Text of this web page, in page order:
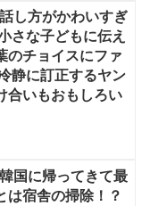
し方がかわいすぎ
さな子どもに伝え
のチョイスにファ
静に訂正するヤン
合いもおもしろい
国に帰ってきて最
は宿舎の掃除！？